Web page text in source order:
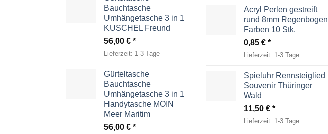
Bauchtasche
Umhängetasche 3 in 1
KUSCHEL Freund
56,00 €
Lieferzeit: 1-3 Tage
Gürteltasche
Bauchtasche
Umhängetasche 3 in 1
Handytasche MOIN
Meer Maritim
56,00 €
Acryl Perlen gestreift
rund 8mm Regenbogen
Farben 10 Stk.
0,85 €
Lieferzeit: 1-3 Tage
Spieluhr Rennsteiglied
Souvenir Thüringer
Wald
11,50 €
Lieferzeit: 1-3 Tage